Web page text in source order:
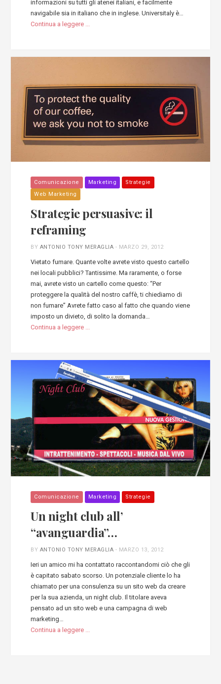
informazioni su tutti gli atenei italiani, e facilmente
navigabile sia in italiano che in inglese. Universitaly è…
Continua a leggere ...
Comunicazione Marketing
Strategie
Web Marketing
Strategie persuasive: il
reframing
BY ANTONIO TONY MERAGLIA - MARZO 29, 2012
Vietato fumare. Quante volte avrete visto questo cartello
nei locali pubblici? Tantissime. Ma raramente, o forse
mai, avrete visto un cartello come questo: “Per
proteggere la qualità del nostro caffè, ti chiediamo di
non fumare” Avrete fatto caso al fatto che quando viene
imposto un divieto, di solito la domanda…
Continua a leggere ...
Comunicazione Marketing Strategie
Un night club all’
“avanguardia”…
BY ANTONIO TONY MERAGLIA - MARZO 13, 2012
Ieri un amico mi ha contattato raccontandomi ciò che gli
è capitato sabato scorso. Un potenziale cliente lo ha
chiamato per una consulenza su un sito web da creare
per la sua azienda, un night club. Il titolare aveva
pensato ad un sito web e una campagna di web
marketing…
Continua a leggere ...